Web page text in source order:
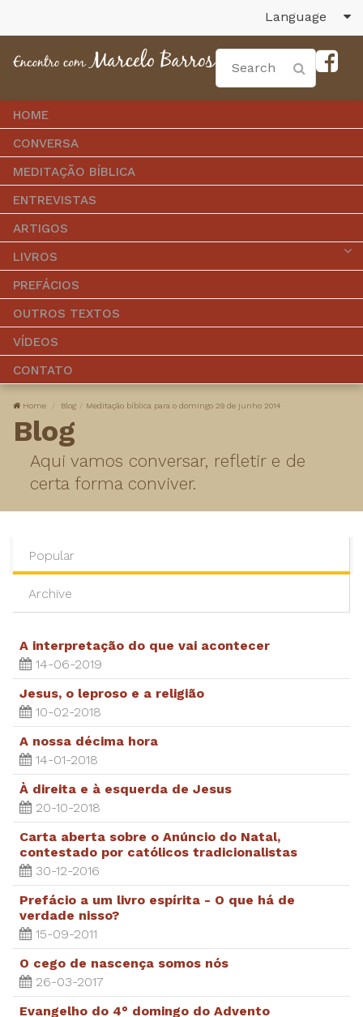
Language
HOME
CONVERSA
MEDITAÇÃO BÍBLICA
ENTREVISTAS
ARTIGOS
LIVROS
PREFÁCIOS
OUTROS TEXTOS
VÍDEOS
CONTATO
Home Blog Meditação bíblica para o domingo 29 de junho 2014
Blog
Aqui vamos conversar, refletir e de
certa forma conviver.
Popular
Archive
A interpretação do que vai acontecer
14-06-2019
Jesus, o leproso e a religião
10-02-2018
A nossa décima hora
14-01-2018
À direita e à esquerda de Jesus
20-10-2018
Carta aberta sobre o Anúncio do Natal,
contestado por católicos tradicionalistas
30-12-2016
Prefácio a um livro espírita - O que há de
verdade nisso?
15-09-2011
O cego de nascença somos nós
26-03-2017
Evangelho do 4° domingo do Advento